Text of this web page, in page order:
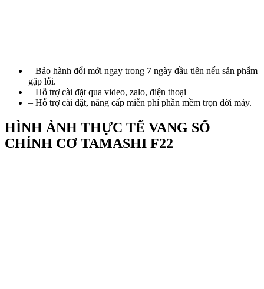
– Bảo hành đổi mới ngay trong 7 ngày đầu tiên nếu sản phẩm
gặp lỗi.
– Hỗ trợ cài đặt qua video, zalo, điện thoại
– Hỗ trợ cài đặt, nâng cấp miễn phí phần mềm trọn đời máy.
HÌNH ẢNH THỰC TẾ VANG SỐ
CHỈNH CƠ TAMASHI F22